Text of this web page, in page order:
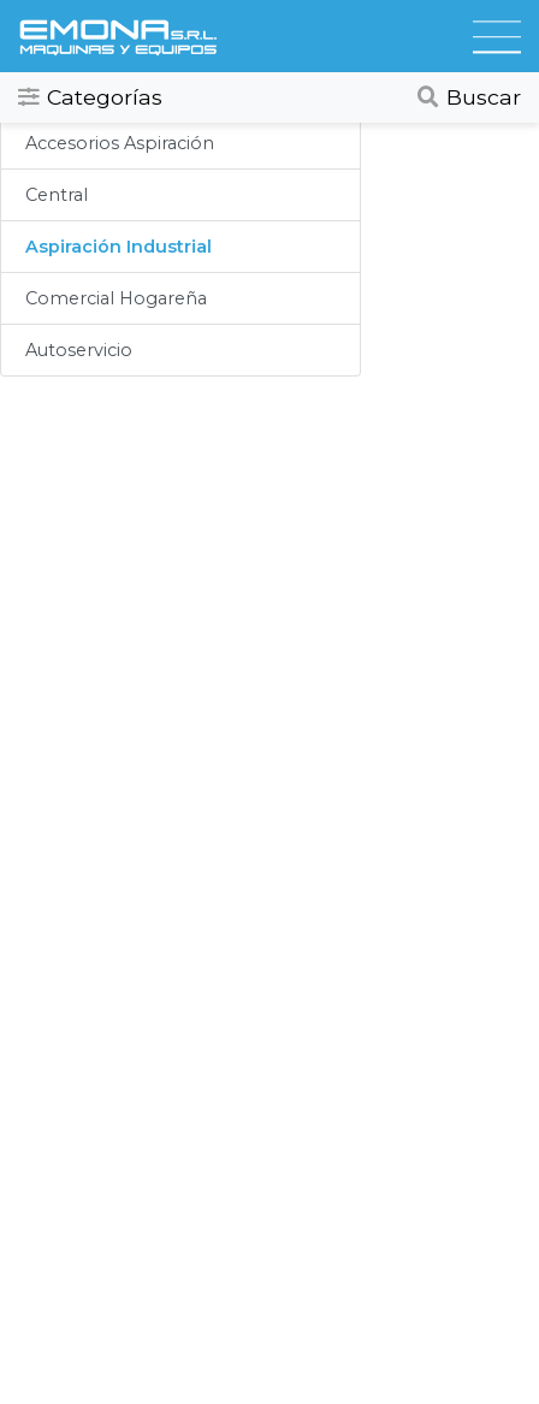
Categorías Buscar
Categorias
Todos
Compresores
Secadores
Hidrolavadoras
Lubricación
Limpieza
Aspiracion
Ver todos
Accesorios Aspiración
Central
Aspiración Industrial
Comercial Hogareña
Autoservicio